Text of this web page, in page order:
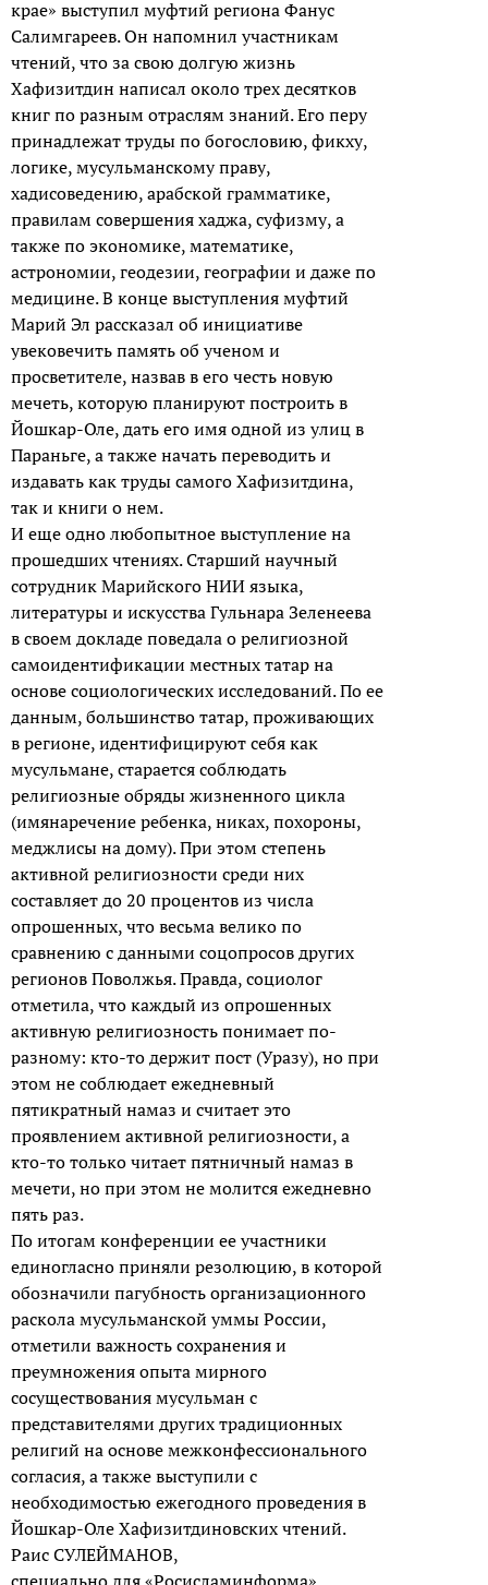
крае» выступил муфтий региона Фанус
Салимгареев. Он напомнил участникам
чтений, что за свою долгую жизнь
Хафизитдин написал около трех десятков
книг по разным отраслям знаний. Его перу
принадлежат труды по богословию, фикху,
логике, мусульманскому праву,
хадисоведению, арабской грамматике,
правилам совершения хаджа, суфизму, а
также по экономике, математике,
астрономии, геодезии, географии и даже по
медицине. В конце выступления муфтий
Марий Эл рассказал об инициативе
увековечить память об ученом и
просветителе, назвав в его честь новую
мечеть, которую планируют построить в
Йошкар-Оле, дать его имя одной из улиц в
Параньге, а также начать переводить и
издавать как труды самого Хафизитдина,
так и книги о нем.
И еще одно любопытное выступление на
прошедших чтениях. Старший научный
сотрудник Марийского НИИ языка,
литературы и искусства Гульнара Зеленеева
в своем докладе поведала о религиозной
самоидентификации местных татар на
основе социологических исследований. По ее
данным, большинство татар, проживающих
в регионе, идентифицируют себя как
мусульмане, старается соблюдать
религиозные обряды жизненного цикла
(имянаречение ребенка, никах, похороны,
меджлисы на дому). При этом степень
активной религиозности среди них
составляет до 20 процентов из числа
опрошенных, что весьма велико по
сравнению с данными соцопросов других
регионов Поволжья. Правда, социолог
отметила, что каждый из опрошенных
активную религиозность понимает по-
разному: кто-то держит пост (Уразу), но при
этом не соблюдает ежедневный
пятикратный намаз и считает это
проявлением активной религиозности, а
кто-то только читает пятничный намаз в
мечети, но при этом не молится ежедневно
пять раз.
По итогам конференции ее участники
единогласно приняли резолюцию, в которой
обозначили пагубность организационного
раскола мусульманской уммы России,
отметили важность сохранения и
преумножения опыта мирного
сосуществования мусульман с
представителями других традиционных
религий на основе межконфессионального
согласия, а также выступили с
необходимостью ежегодного проведения в
Йошкар-Оле Хафизитдиновских чтений.
Раис СУЛЕЙМАНОВ,